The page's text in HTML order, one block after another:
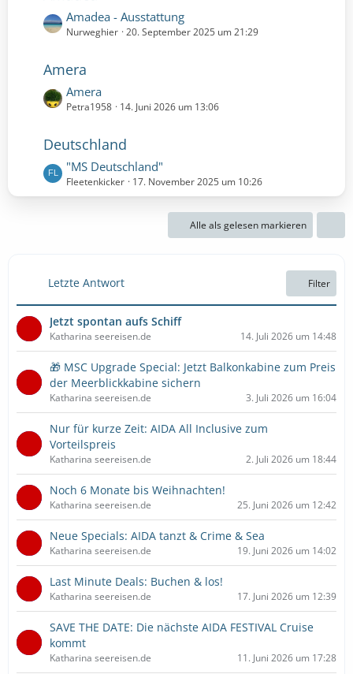
r
e
t
e
B
i
r
e
L
e
z
t
e
B
i
r
Amadea - Ausstattung
Nurweghier 20. September 2025 um 21:29
Amera
L
e
z
t
e
B
e
g
Amera
Petra1958 14. Juni 2026 um 13:06
Deutschland
L
e
t
e
t
g
"MS Deutschland"
Fleetenkicker 17. November 2025 um 10:26
Alle als gelesen markieren
Letzte Antwort Filter
Jetzt spontan aufs Schiff
Katharina seereisen.de 14. Juli 2026 um 14:48
🎁 MSC Upgrade Special: Jetzt Balkonkabine zum Preis
der Meerblickkabine sichern
Katharina seereisen.de 3. Juli 2026 um 16:04
Nur für kurze Zeit: AIDA All Inclusive zum
Vorteilspreis
Katharina seereisen.de 2. Juli 2026 um 18:44
Noch 6 Monate bis Weihnachten!
Katharina seereisen.de 25. Juni 2026 um 12:42
Neue Specials: AIDA tanzt & Crime & Sea
Katharina seereisen.de 19. Juni 2026 um 14:02
Last Minute Deals: Buchen & los!
Katharina seereisen.de 17. Juni 2026 um 12:39
SAVE THE DATE: Die nächste AIDA FESTIVAL Cruise
kommt
Katharina seereisen.de 11. Juni 2026 um 17:28